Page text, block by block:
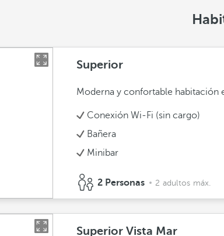
Superior
Moderna y confortable habitación
Conexión Wi-Fi (sin cargo)
Bañera
Minibar
2 Personas 2 adultos máx.
Superior Vista Mar